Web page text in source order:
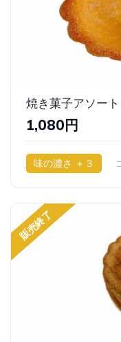
1,080円
味の濃さ ＋３
販売終了